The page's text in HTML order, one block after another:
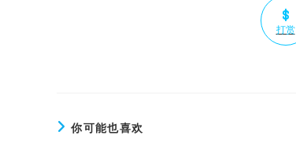
打赏
你可能也喜欢